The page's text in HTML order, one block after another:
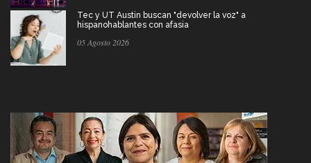
Tec y UT Austin buscan "devolver la voz" a
hispanohablantes con afasia
05 Agosto 2026